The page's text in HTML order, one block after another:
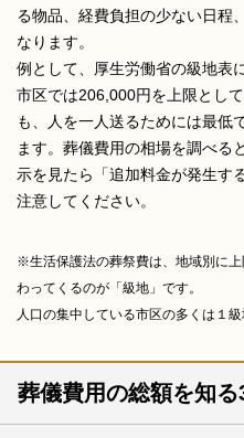
る物品、経費負担の少ない日程
なります。
例として、厚生労働省の級地表
市区では206,000円を上限とし
も、人を一人送るためには最低
ます。葬儀費用の相場を調べる
示を見たら「追加料金が発生す
注意してください。
※生活保護法の葬祭費は、地域別に
わってくるのが「級地」です。
人口の集中している市区の多くは１級
葬儀費用の総額を知る